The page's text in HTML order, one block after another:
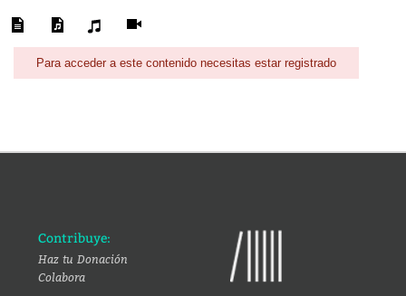
Para acceder a este contenido necesitas estar registrado
Contribuye:
Haz tu Donación
Colabora